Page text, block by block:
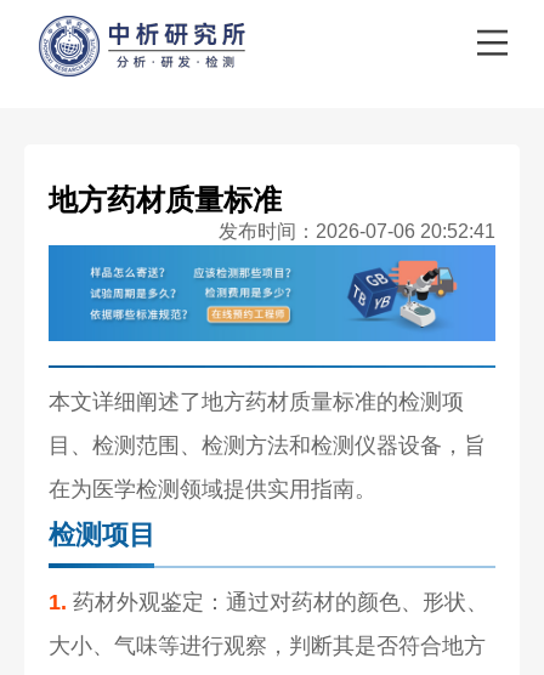
地方药材质量标准
发布时间：2026-07-06 20:52:41
本文详细阐述了地方药材质量标准的检测项
目、检测范围、检测方法和检测仪器设备，旨
在为医学检测领域提供实用指南。
检测项目
1. 药材外观鉴定：通过对药材的颜色、形状、
大小、气味等进行观察，判断其是否符合地方